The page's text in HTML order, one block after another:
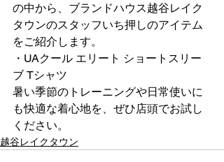
の中から、ブランドハウス越谷レイク
タウンのスタッフいち押しのアイテム
をご紹介します。
・UAクール エリート ショートスリー
ブ Tシャツ
暑い季節のトレーニングや日常使いに
も快適な着心地を、ぜひ店頭でお試し
ください。
越谷レイクタウン